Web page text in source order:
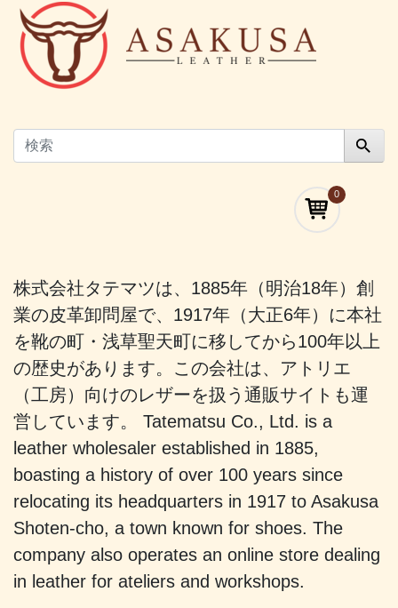
0
株式会社タテマツは、1885年（明治18年）創
業の皮革卸問屋で、1917年（大正6年）に本社
を靴の町・浅草聖天町に移してから100年以上
の歴史があります。この会社は、アトリエ
（工房）向けのレザーを扱う通販サイトも運
営しています。 Tatematsu Co., Ltd. is a
leather wholesaler established in 1885,
boasting a history of over 100 years since
relocating its headquarters in 1917 to Asakusa
Shoten-cho, a town known for shoes. The
company also operates an online store dealing
in leather for ateliers and workshops.